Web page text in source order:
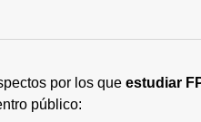
por los queestudiar
público: